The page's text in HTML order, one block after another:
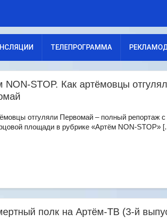
ТЕЛЕПРОГРАММА
NON-STOP. Как артёмовцы
отгуляли Первомай – полный репортаж с
площади в рубрике «Артём NON-STOP»
полк на Артём-ТВ (3-й